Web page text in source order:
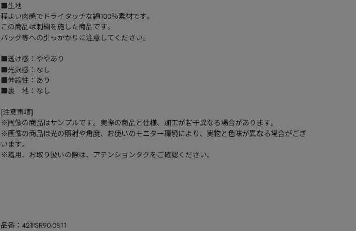
■生地
程よい肉感でドライタッチな綿100％素材です。
この商品は刺繍を施した商品です。
バッグ等への引っかかりに注意してください。
■透け感：ややあり
■光沢感：なし
■伸縮性：あり
■裏 地：なし
[注意事項]
※画像の商品はサンプルです。実際の商品と仕様、加工が若干異なる場合があります。
※画像の商品は光の照射や角度、お使いのモニター環境により、実物と色味が異なる場合がござ
います。
※着用、お取り扱いの際は、アテンションタグをご確認ください。
品番 421ISR90-0811